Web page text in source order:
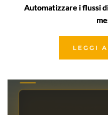
Automatizzare i flussi
LEGGI